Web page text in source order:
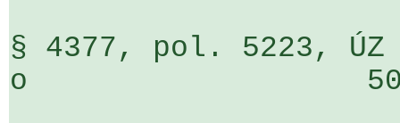
§ 4377, pol. 5223, ÚZ
o                   50